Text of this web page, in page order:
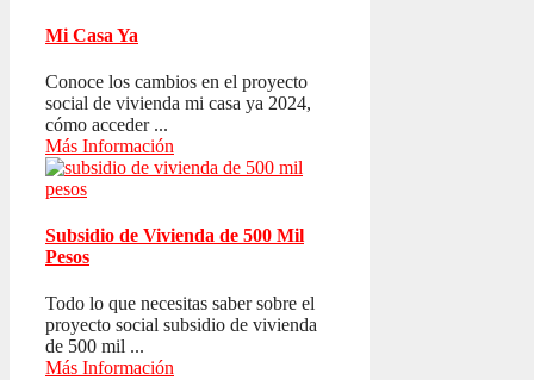
Mi Casa Ya
Conoce los cambios en el proyecto
social de vivienda mi casa ya 2024,
cómo acceder ...
Más Información
Subsidio de Vivienda de 500 Mil
Pesos
Todo lo que necesitas saber sobre el
proyecto social subsidio de vivienda
de 500 mil ...
Más Información